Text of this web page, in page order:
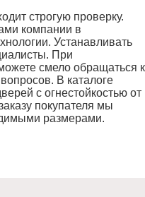
строгую проверку.
компании в
Устанавливать
При
смело обращаться к
В каталоге
с огнестойкостью от
покупателя мы
размерами.